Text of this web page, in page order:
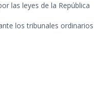
las leyes de la República
los tribunales ordinarios